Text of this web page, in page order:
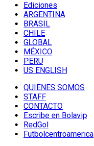
Ediciones
ARGENTINA
BRASIL
CHILE
GLOBAL
MÉXICO
PERU
US ENGLISH
QUIENES SOMOS
STAFF
CONTACTO
Escribe en Bolavip
RedGol
Futbolcentroamerica